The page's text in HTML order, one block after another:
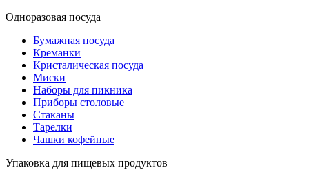
Одноразовая посуда
Бумажная посуда
Креманки
Кристалическая посуда
Миски
Наборы для пикника
Приборы столовые
Стаканы
Тарелки
Чашки кофейные
Упаковка для пищевых продуктов